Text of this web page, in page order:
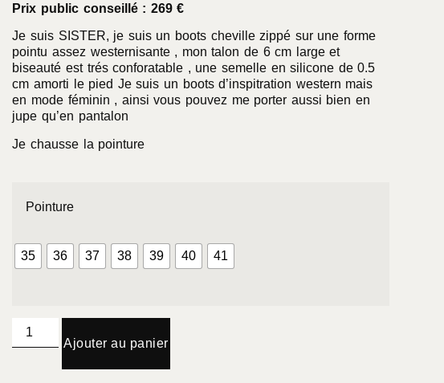
Prix public conseillé : 269 €
Je suis SISTER, je suis un boots cheville zippé sur une forme
pointu assez westernisante , mon talon de 6 cm large et
biseauté est trés conforatable , une semelle en silicone de 0.5
cm amorti le pied Je suis un boots d’inspitration western mais
en mode féminin , ainsi vous pouvez me porter aussi bien en
jupe qu’en pantalon
Je chausse la pointure
Pointure
35 36 37 38 39 40 41
Ajouter au panier